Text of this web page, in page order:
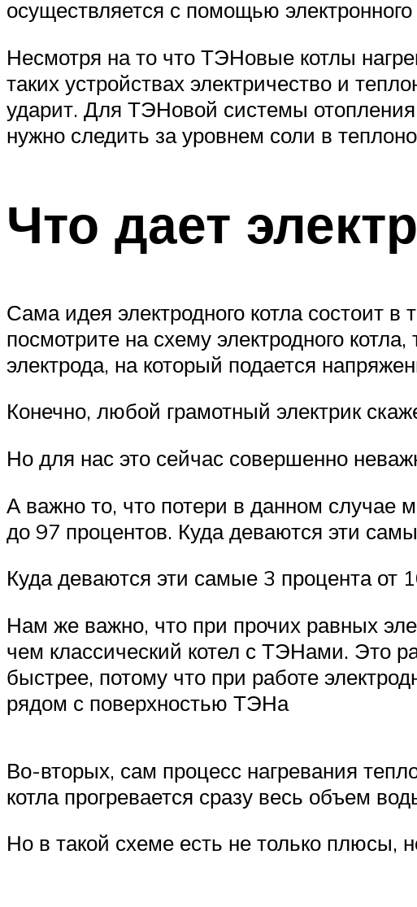
осуществляется с помощью электронного
Несмотря на то что ТЭНовые котлы
таких устройствах электричество и
ударит. Для ТЭНовой системы
нужно следить за уровнем соли в
Что дает
Сама идея электродного котла состоит
посмотрите на схему электродного
электрода, на который подается
Конечно, любой грамотный электрик
Но для нас это сейчас совершенно
А важно то, что потери в данном случае
до 97 процентов. Куда деваются эти
Куда деваются эти самые 3 процента от
Нам же важно, что при прочих равных
чем классический котел с ТЭНами. Это
быстрее, потому что при работе
рядом с поверхностью ТЭНа
Во-вторых, сам процесс нагревания
котла прогревается сразу весь объем
Но в такой схеме есть не только плюсы,